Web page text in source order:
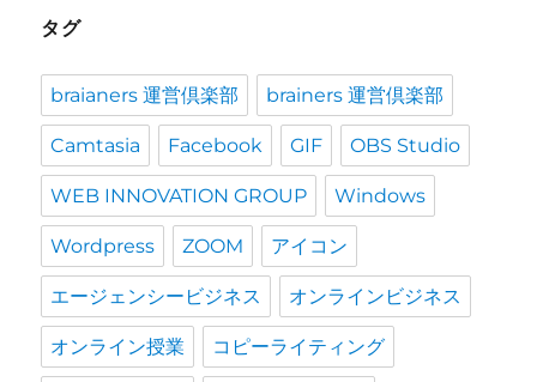
タグ
braianers 運営倶楽部 brainers 運営倶楽部
Camtasia Facebook GIF OBS Studio
WEB INNOVATION GROUP Windows
Wordpress ZOOM アイコン
エージェンシービジネス オンラインビジネス
オンライン授業 コピーライティング